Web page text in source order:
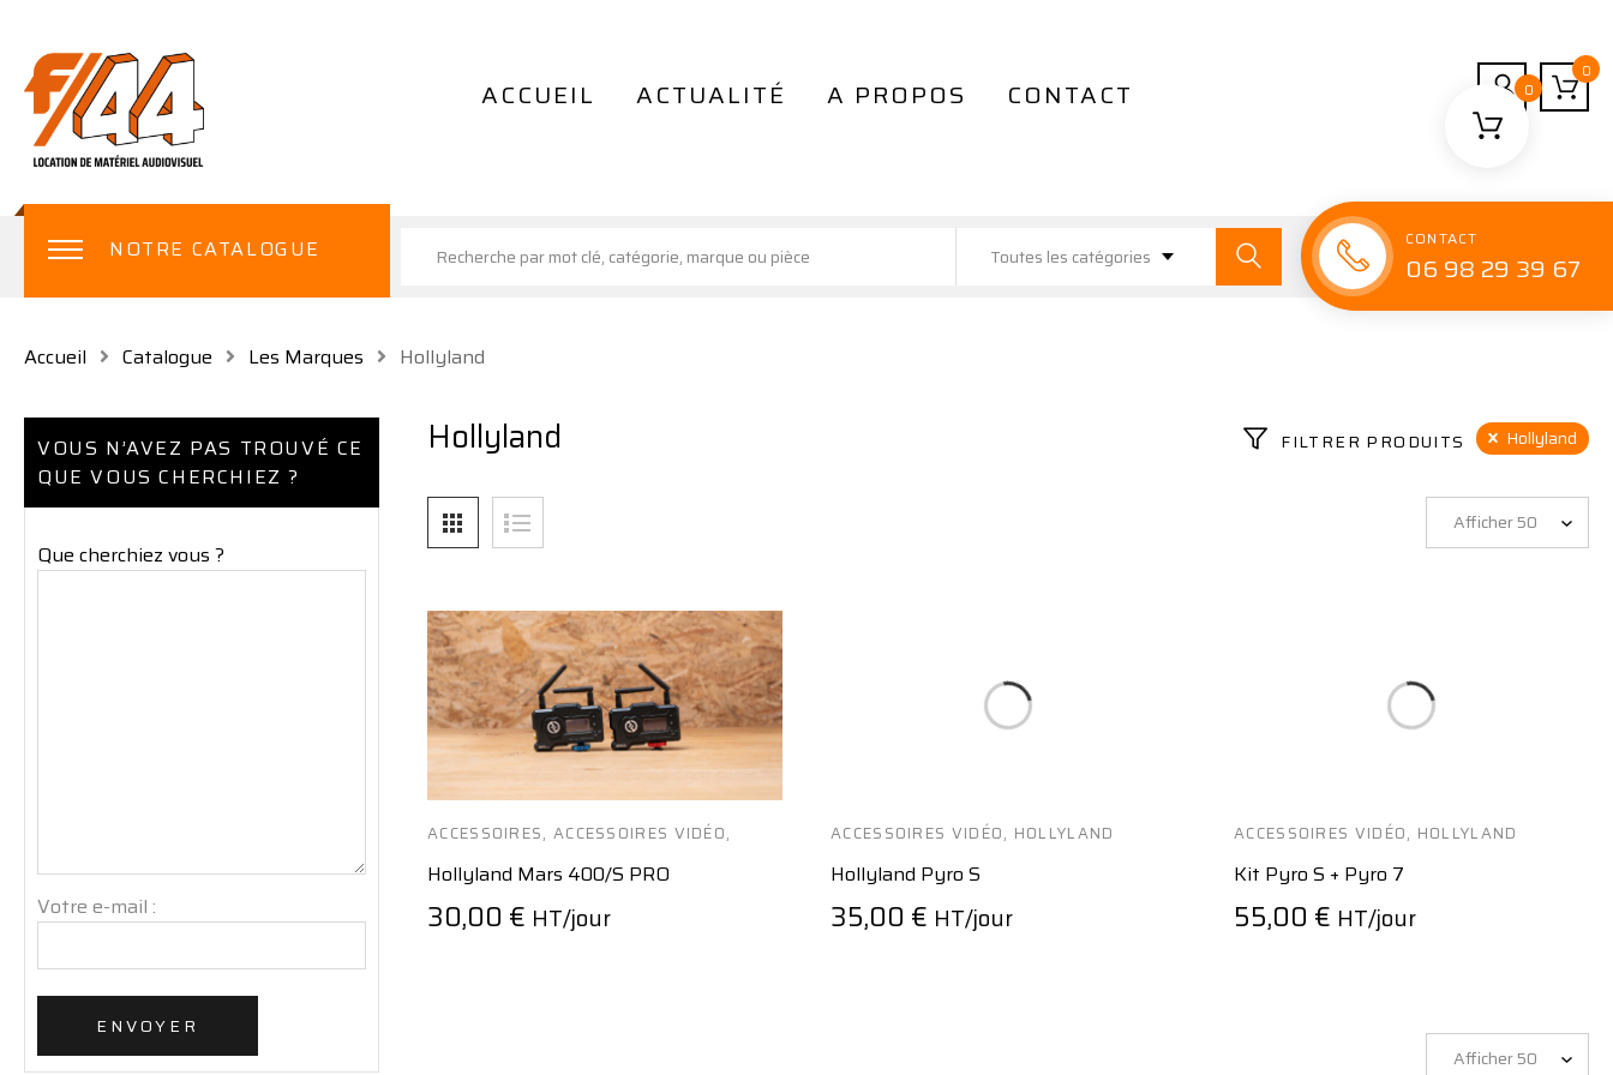
ACCUEIL ACTUALITÉ A PROPOS CONTACT
0
0
NOTRE CATALOGUE Toutes les catégories
CONTACT
06 98 29 39 67
Accueil Catalogue Les Marques Hollyland
Hollyland FILTRER PRODUITS Hollyland
ACCESSOIRES, ACCESSOIRES VIDÉO,
HOLLYLAND
Hollyland Mars 400/S PRO
30,00 € HT/jour
ACCESSOIRES VIDÉO, HOLLYLAND
Hollyland Pyro S
35,00 € HT/jour
ACCESSOIRES VIDÉO, HOLLYLAND
Kit Pyro S + Pyro 7
55,00 € HT/jour
VOUS N’AVEZ PAS TROUVÉ CE
QUE VOUS CHERCHIEZ ?
Que cherchiez vous ?
Votre e-mail :